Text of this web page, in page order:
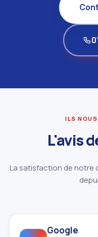
ILS
L'avis
La satisfaction de notre
Google